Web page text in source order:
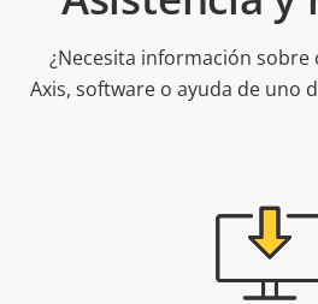
¿Necesita información
Axis, software o ayuda de uno